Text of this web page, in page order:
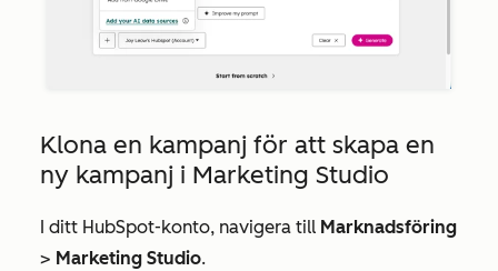
Klona en kampanj för att skapa en
ny kampanj i Marketing Studio
I ditt HubSpot-konto, navigera till Marknadsföring
> Marketing Studio.